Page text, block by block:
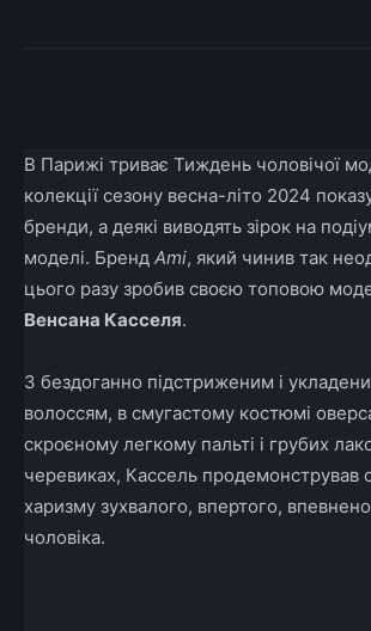
В Парижі триває Тиждень чоловічої
колекції сезону весна-літо 2024
бренди, а деякі виводять зірок на
моделі. Бренд Ami, який чинив так
цього разу зробив своєю топовою
Венсана Касселя.
З бездоганно підстриженим і
волоссям, в смугастому костюмі
скроєному легкому пальті і грубих
черевиках, Кассель продемонстрував
харизму зухвалого, впертого,
чоловіка.